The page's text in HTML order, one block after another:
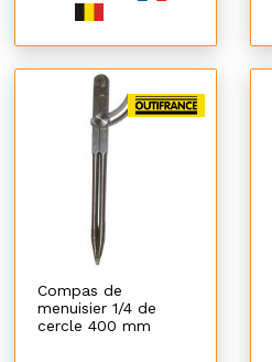
Compas de
menuisier 1/4 de
cercle 400 mm